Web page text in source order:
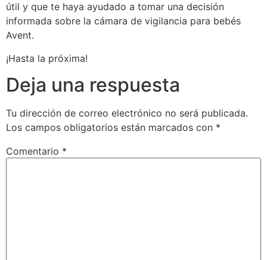
útil y que te haya ayudado a tomar una decisión
informada sobre la cámara de vigilancia para bebés
Avent.
¡Hasta la próxima!
Deja una respuesta
Tu dirección de correo electrónico no será publicada.
Los campos obligatorios están marcados con *
Comentario *